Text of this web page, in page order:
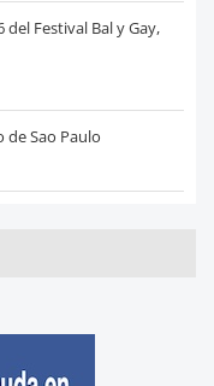
Festival Bal y Gay,
de Sao Paulo